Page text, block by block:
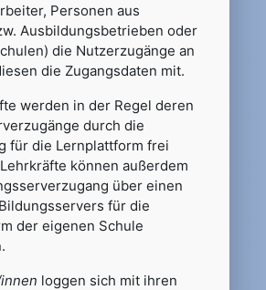
Personen aus
Ausbildungsbetrieben oder
die Nutzerzugänge an
die Zugangsdaten mit.
werden in der Regel deren
durch die
für die Lernplattform frei
können außerdem
über einen
für die
der eigenen Schule
loggen sich mit ihren